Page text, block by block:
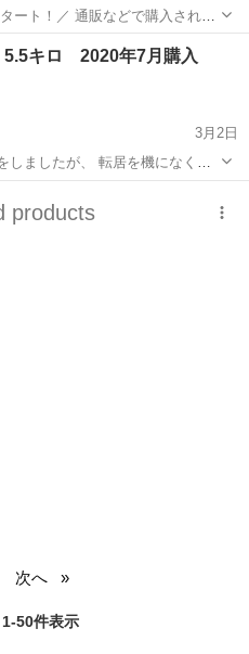
で購入された
物流
キロ 2020年7月購入
3月2日
しましたが、 転居を機になくな
いで買ったもので、女性単身で
たが中古のため、ご理解ある方
次へ
50件表示